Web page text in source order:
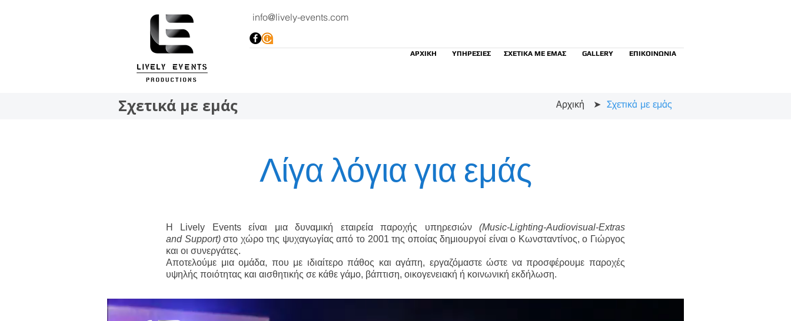
info@lively-events.com
ΑΡΧΙΚΗ ΥΠΗΡΕΣΙΕΣ ΣΧΕΤΙΚΑ ΜΕ ΕΜΑΣ GALLERY ΕΠΙΚΟΙΝΩΝΙΑ
Σχετικά με εμάς Αρχική ➤ Σχετικά με εμάς
Λίγα λόγια για εμάς
Η Lively Events είναι μια δυναμική εταιρεία παροχής υπηρεσιών (Music-Lighting-Audiovisual-Extras
and Support)στο χώρο της ψυχαγωγίας από το 2001 της οποίας δημιουργοί είναι ο Κωνσταντίνος, ο Γιώργος
και οι συνεργάτες.
Αποτελούμε μια ομάδα, που με ιδιαίτερο πάθος και αγάπη, εργαζόμαστε ώστε να προσφέρουμε παροχές
υψηλής ποιότητας και αισθητικής σε κάθε γάμο, βάπτιση, οικογενειακή ή κοινωνική εκδήλωση.